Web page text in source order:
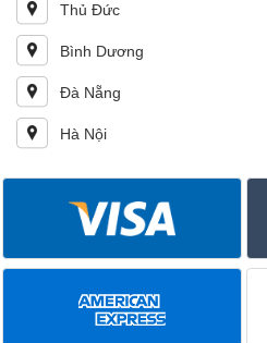
Thủ Đức
Bình Dương
Đà Nẵng
Hà Nội